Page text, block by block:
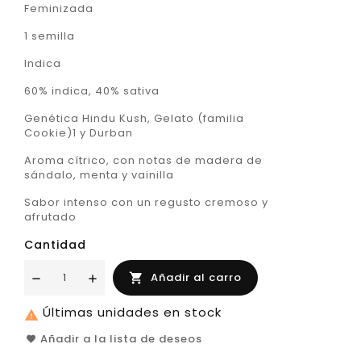
Feminizada
1 semilla
Indica
60% indica, 40% sativa
Genética Hindu Kush, Gelato (familia
Cookie)1 y Durban
Aroma cítrico, con notas de madera de
sándalo, menta y vainilla
Sabor intenso con un regusto cremoso y
afrutado
Cantidad
 Añadir al carro
 Últimas unidades en stock
Añadir a la lista de deseos